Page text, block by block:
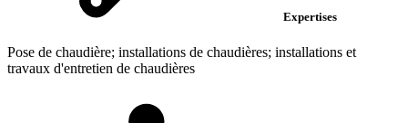
Expertises
Pose de chaudière; installations de chaudières; installations et
travaux d'entretien de chaudières